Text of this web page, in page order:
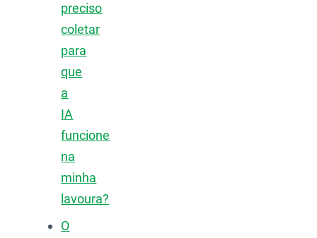
preciso
coletar
para
que
a
IA
funcione
na
minha
lavoura?
O